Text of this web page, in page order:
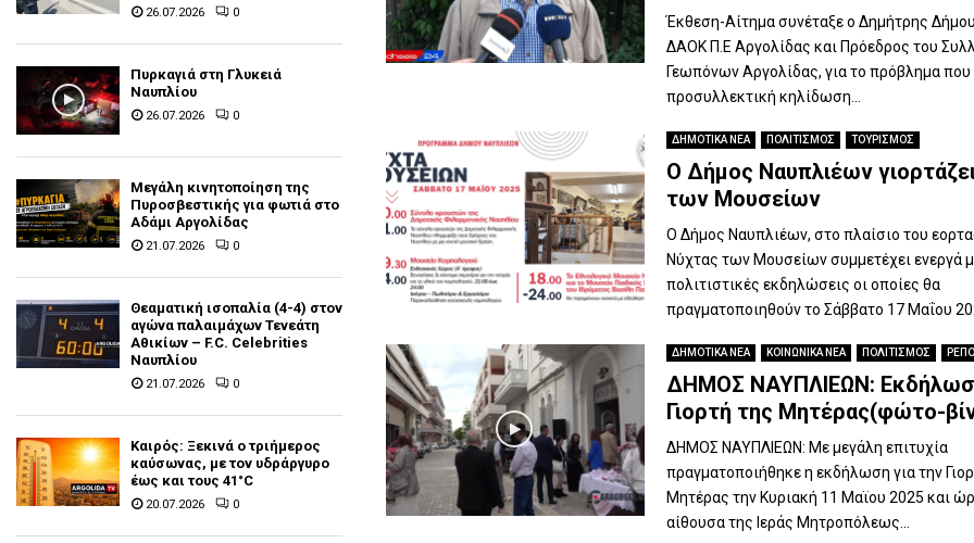
Έκθεση-Αίτημα συνέταξε ο Δημήτρης
ΔΑΟΚ Π.Ε Αργολίδας και Πρόεδρος του
Γεωπόνων Αργολίδας, για το πρόβλημα
προσυλλεκτική κηλίδωση...
ΔΗΜΟΤΙΚΑ ΝΕΑ ΠΟΛΙΤΙΣΜΟΣ ΤΟΥΡΙΣΜΟΣ
Ο Δήμος Ναυπλιέων
των Μουσείων
Ο Δήμος Ναυπλιέων, στο πλαίσιο του
Νύχτας των Μουσείων συμμετέχει ενεργά
πολιτιστικές εκδηλώσεις οι οποίες θα
πραγματοποιηθούν το Σάββατο 17 Μαΐου
ΔΗΜΟΤΙΚΑ ΝΕΑ ΚΟΙΝΩΝΙΚΑ ΝΕΑ ΠΟΛΙΤΙΣΜΟΣ
ΔΗΜΟΣ ΝΑΥΠΛΙΕΩΝ:
Γιορτή της Μητέρας(φώτο-
ΔΗΜΟΣ ΝΑΥΠΛΙΕΩΝ: Με μεγάλη επιτυχία
πραγματοποιήθηκε η εκδήλωση για την
Μητέρας την Κυριακή 11 Μαϊου 2025 και
αίθουσα της Ιεράς Μητροπόλεως...
26.07.2026 0
Πυρκαγιά στη Γλυκειά
Ναυπλίου
26.07.2026 0
Μεγάλη κινητοποίηση της
Πυροσβεστικής για φωτιά στο
Αδάμι Αργολίδας
21.07.2026 0
Θεαματική ισοπαλία (4-4) στον
αγώνα παλαιμάχων Τενεάτη
Αθικίων – F.C. Celebrities
Ναυπλίου
21.07.2026 0
Καιρός: Ξεκινά ο τριήμερος
καύσωνας, με τον υδράργυρο
έως και τους 41°C
20.07.2026 0